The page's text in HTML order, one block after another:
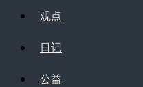
观点
日记
公益